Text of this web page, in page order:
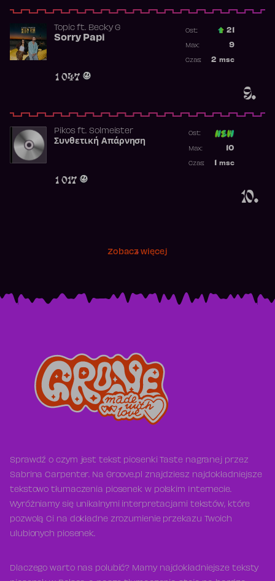
9.
Topicft. Becky G
Sorry Papi
1 047
Ost.: 21
9
Max:
2 msc
Czas:
10.
Pikosft. Solmeister
Συνθετική Απάρνηση
1 017
Ost:
10
Max:
msc
Czas:
Zobacz więcej
Sprawdź o czym jest tekst piosenki Taste nagranej przez
Sabrina Carpenter. Na Groove.pl znajdziesz najdokładniejsze
tekstowo tłumaczenia piosenek w polskim Internecie.
Wyróżniamy się unikalnymi interpretacjami tekstów, które
pozwolą Ci na dokładne zrozumienie przekazu Twoich
ulubionych piosenek.
Dlaczego warto nas polubić? Mamy najdokładniejsze teksty